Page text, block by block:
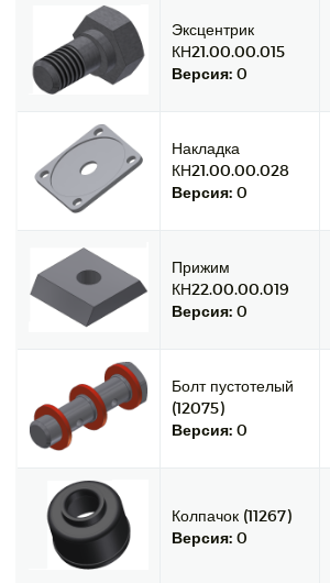
Эксцентрик
КН21.00.00.015
Версия: 0
Накладка
КН21.00.00.028
Версия: 0
Прижим
КН22.00.00.019
Версия: 0
Болт пустотелый
(12075)
Версия: 0
Колпачок (11267)
Версия: 0